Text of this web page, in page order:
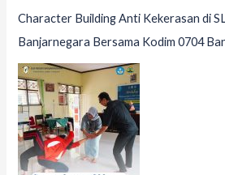
Character Building Anti Kekerasan di
Banjarnegara Bersama Kodim 0704